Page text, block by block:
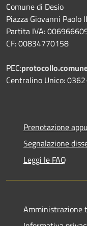
Comune di Desio
Piazza Giovanni
Partita IVA:
CF: 00834770158
PEC:
Centralino Unico:
Prenotazione
Segnalazione
Leggi le FAQ
Amministrazione